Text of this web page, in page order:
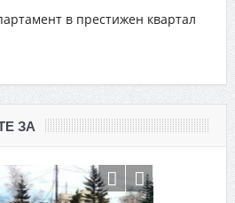
в престижен квартал
ЗА